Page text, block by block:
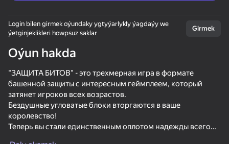
Bu oýun diňe peýza
ugry goldaýar
Login bilen girmek oýundaky ygtyýarlykly ýagdaýy we
ýetginjeklikleri howpsuz saklar
Girmek
Oýun hakda
"ЗАЩИТА БИТОВ" - это трехмерная игра в формате
башенной защиты с интересным геймплеем, который
затянет игроков всех возрастов.
Бездушные угловатые блоки вторгаются в ваше
королевство!
Теперь вы стали единственным оплотом надежды всего